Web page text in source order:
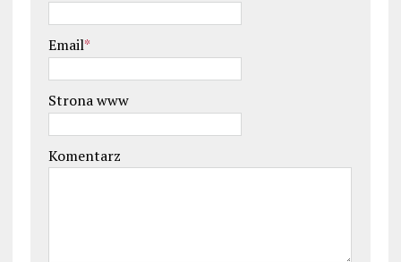
Email*
Strona www
Komentarz